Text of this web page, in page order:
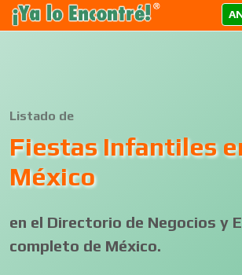
Listado de
Fiestas Infantiles
México
en el Directorio de Negocios y
completo de México.